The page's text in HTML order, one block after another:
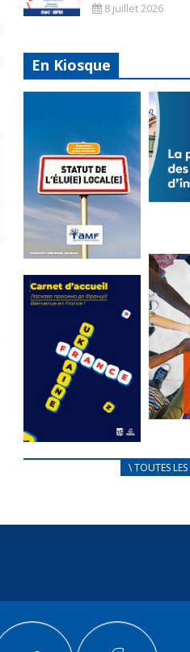
8 juillet 2026
En Kiosque
Statut de
l’élu local
Mise à jour avril
2024
FEUILLETER
La
18
au
en France,...
FEUILLETER
\ TOUTES